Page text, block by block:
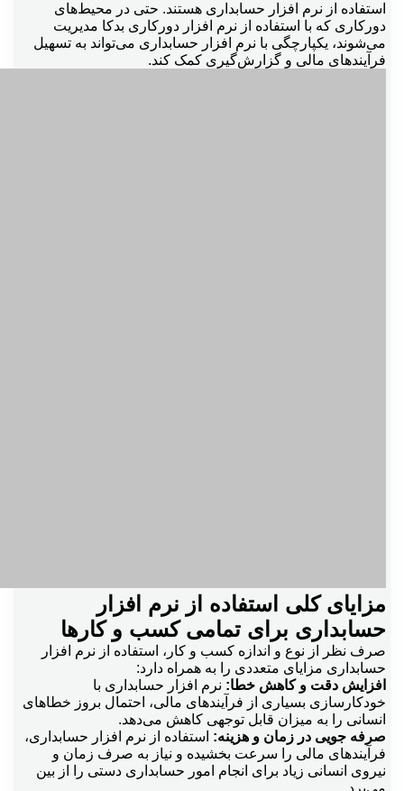
استفاده از نرم افزار حسابداری هستند. حتی در محیط‌های
دورکاری که با استفاده از نرم افزار دورکاری بدکا مدیریت
می‌شوند، یکپارچگی با نرم افزار حسابداری می‌تواند به تسهیل
فرآیندهای مالی و گزارش‌گیری کمک کند.
مزایای کلی استفاده از نرم افزار
حسابداری برای تمامی کسب و کارها
صرف نظر از نوع و اندازه کسب و کار، استفاده از نرم افزار
حسابداری مزایای متعددی را به همراه دارد:
افزایش دقت و کاهش خطا: نرم افزار حسابداری با
خودکارسازی بسیاری از فرآیندهای مالی، احتمال بروز خطاهای
انسانی را به میزان قابل توجهی کاهش می‌دهد.
صرفه جویی در زمان و هزینه: استفاده از نرم افزار حسابداری،
فرآیندهای مالی را سرعت بخشیده و نیاز به صرف زمان و
نیروی انسانی زیاد برای انجام امور حسابداری دستی را از بین
می‌برد.